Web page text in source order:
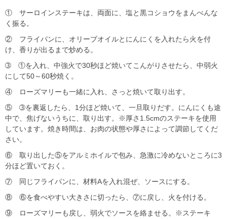
① サーロインステーキは、両面に、塩と黒コショウをまんべんな
く振る。
② フライパンに、オリーブオイルとにんにくを入れたら火を付
け、香りが出るまで炒める。
➂ ①を入れ、中強火で30秒ほど焼いてこんがりさせたら、中弱火
にして50～60秒焼く。
④ ローズマリーも一緒に入れ、さっと焼いて取り出す。
⑤ ➂を裏返したら、1分ほど焼いて、一旦取りだす。にんにくも途
中で、焦げないうちに、取り出す。※厚さ1.5cmのステーキを使用
しています。焼き時間は、お肉の状態や厚さによって調節してくだ
さい。
⑥ 取り出した⑤をアルミホイルで包み、急激に冷めないところに3
分ほど置いておく。
⑦ 同じフライパンに、材料Aを入れ混ぜ、ソースにする。
⑧ ⑥を食べやすい大きさに切ったら、⑦に戻し、火を付ける。
⑨ ローズマリーも戻し、弱火でソースを絡ませる。※ステーキ